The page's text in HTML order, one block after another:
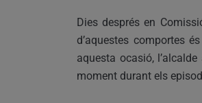
Dies després en
d’aquestes comportes
aquesta ocasió,
moment durant els